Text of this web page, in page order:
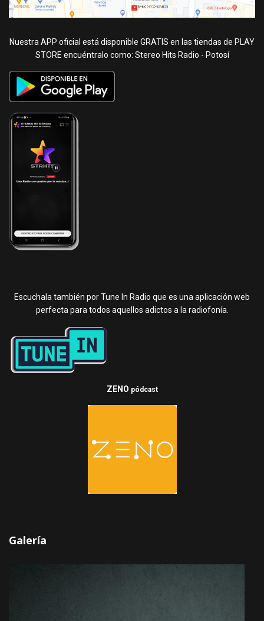
Nuestra APP oficial está disponible GRATIS en las tiendas de PLAY
STORE encuéntralo como: Stereo Hits Radio - Potosí
Escuchala también por Tune In Radio que es una aplicación web
perfecta para todos aquellos adictos a la radiofonía.
ZENO pódcast
Galería